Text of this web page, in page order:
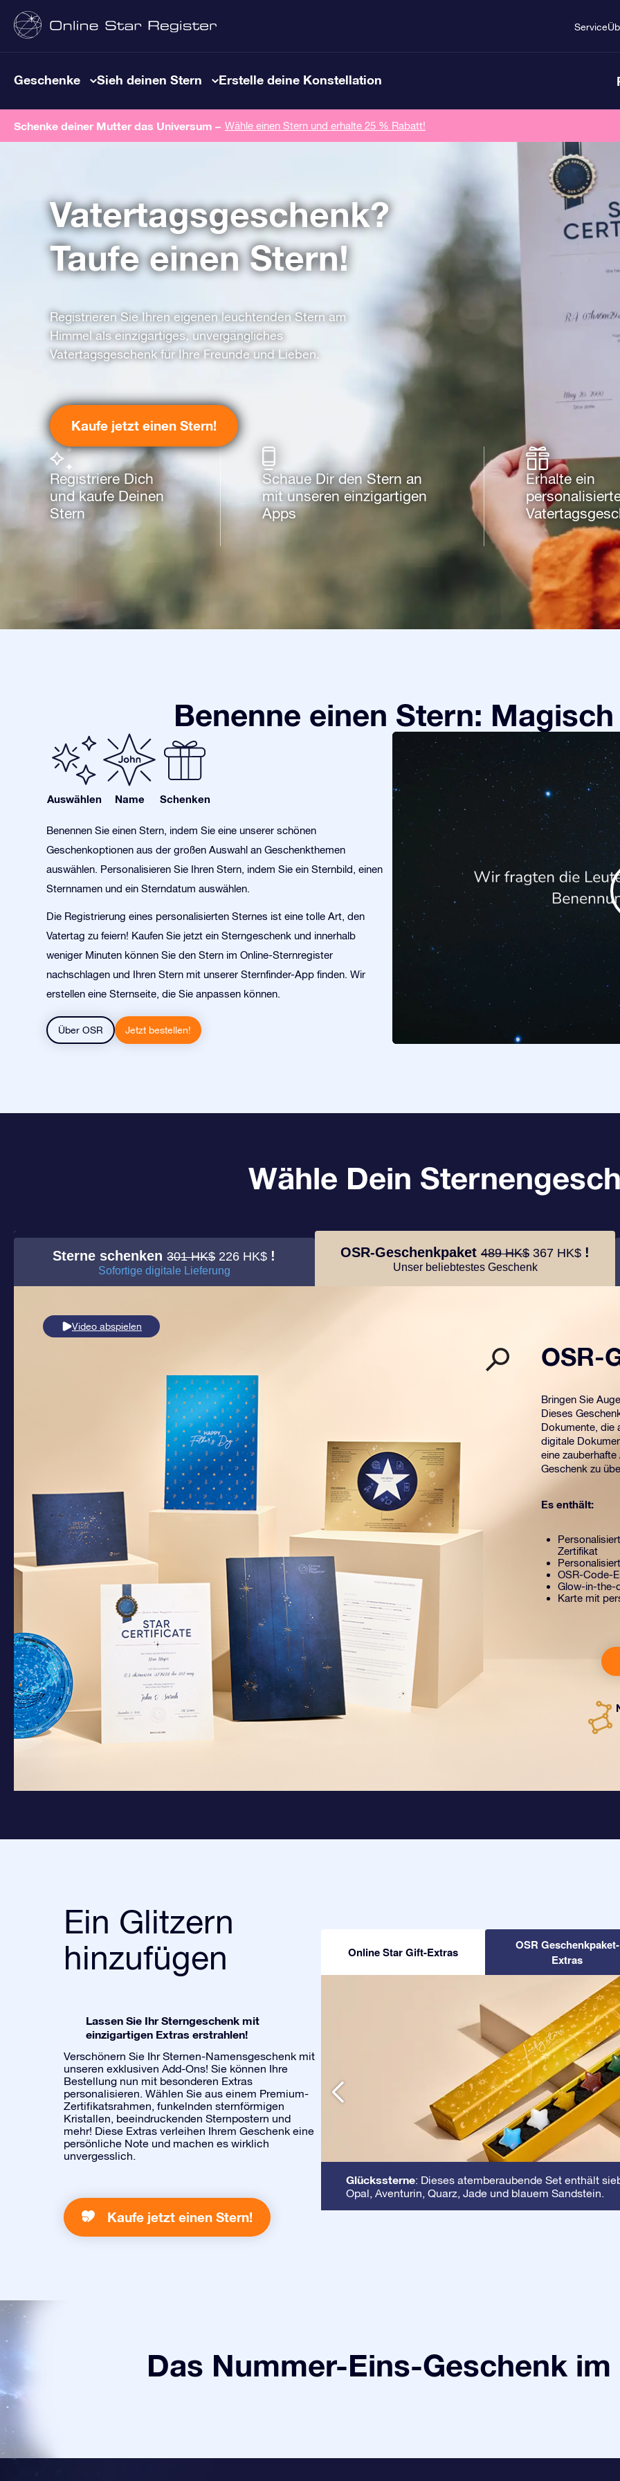
Service
Geschenke Sieh deinen Stern Erstelle deine Konstellation
Schenke deiner Mutter das Universum – Wähle einen Stern und erhalte 25 % Rabatt!
Vatertagsgeschenk?
Taufe einen Stern!
Registrieren Sie Ihren eigenen leuchtenden Stern am
Himmel als einzigartiges, unvergängliches
Vatertagsgeschenk für Ihre Freunde und Lieben.
Kaufe jetzt einen Stern!
Registriere Dich
und kaufe Deinen
Stern
Schaue Dir den Stern an
mit unseren einzigartigen
Apps
Erhalte ein
Benenne einen Stern:
Auswählen Name Schenken
Benennen Sie einen Stern, indem Sie eine unserer schönen
Geschenkoptionen aus der großen Auswahl an Geschenkthemen
auswählen. Personalisieren Sie Ihren Stern, indem Sie ein Sternbild, einen
Sternnamen und ein Sterndatum auswählen.
Die Registrierung eines personalisierten Sternes ist eine tolle Art, den
Vatertag zu feiern! Kaufen Sie jetzt ein Sterngeschenk und innerhalb
weniger Minuten können Sie den Stern im Online-Sternregister
nachschlagen und Ihren Stern mit unserer Sternfinder-App finden. Wir
erstellen eine Sternseite, die Sie anpassen können.
Über OSR Jetzt bestellen!
Wähle Dein
Sterne schenken301 HK$ 226 HK$ !
Sofortige digitale Lieferung
OSR-Geschenkpaket 489 HK$ 367 HK$ !
Unser beliebtestes Geschenk
Video abspielen
OSR-
Bringen Sie
Dieses
Dokumente, die
digitale
eine
Geschenk zu
Es enthält:
Zertifikat
OSR-Code-
Glow-in-the-
Karte mit
Ein Glitzern
hinzufügen
Lassen Sie Ihr Sterngeschenk mit
einzigartigen Extras erstrahlen!
Verschönern Sie Ihr Sternen-Namensgeschenk mit
unseren exklusiven Add-Ons! Sie können Ihre
Bestellung nun mit besonderen Extras
personalisieren. Wählen Sie aus einem Premium-
Zertifikatsrahmen, funkelnden sternförmigen
Kristallen, beeindruckenden Sternpostern und
mehr! Diese Extras verleihen Ihrem Geschenk eine
persönliche Note und machen es wirklich
unvergesslich.
Kaufe jetzt einen Stern!
Online Star Gift-Extras
OSR Geschenkpaket-
Extras
Glückssterne: Dieses atemberaubende Set enthält
Opal, Aventurin, Quarz, Jade und blauem Sandstein.
Das Nummer-Eins-Geschenk